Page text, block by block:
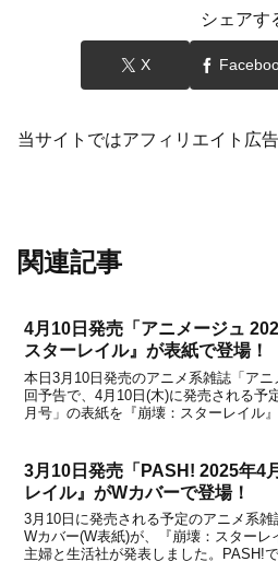
シェアす
X
当サイトではアフィリエイト広
関連記事
4月10日発売「アニメージュ
スターレイル』が表紙で登場！
本日3月10日発売のアニメ系雑誌「ア
回予告で、4月10日(木)に発売される予
月号」の表紙を『崩壊：スターレイル
3月10日発売「PASH! 2025年4
レイル』がWカバーで登場！
3月10日に発売される予定のアニメ系
Wカバー(W表紙)が、『崩壊：スター
主婦と生活社が発表しました。PASH!